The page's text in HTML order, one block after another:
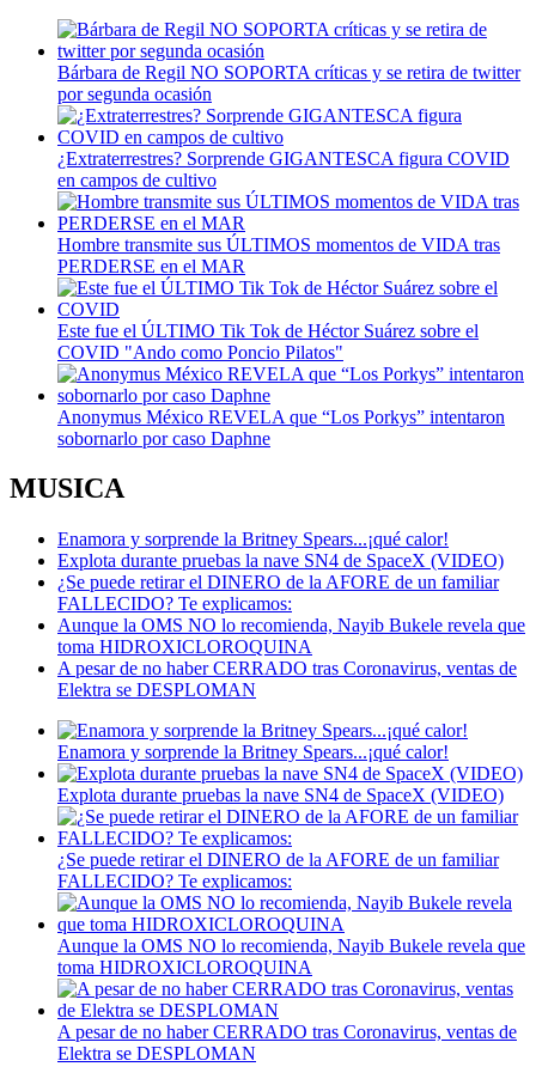
Bárbara de Regil NO SOPORTA críticas y se retira de twitter
por segunda ocasión
¿Extraterrestres? Sorprende GIGANTESCA figura COVID
en campos de cultivo
Hombre transmite sus ÚLTIMOS momentos de VIDA tras
PERDERSE en el MAR
Este fue el ÚLTIMO Tik Tok de Héctor Suárez sobre el
COVID "Ando como Poncio Pilatos"
Anonymus México REVELA que “Los Porkys” intentaron
sobornarlo por caso Daphne
MUSICA
Enamora y sorprende la Britney Spears...¡qué calor!
Explota durante pruebas la nave SN4 de SpaceX (VIDEO)
¿Se puede retirar el DINERO de la AFORE de un familiar
FALLECIDO? Te explicamos:
Aunque la OMS NO lo recomienda, Nayib Bukele revela que
toma HIDROXICLOROQUINA
A pesar de no haber CERRADO tras Coronavirus, ventas de
Elektra se DESPLOMAN
Enamora y sorprende la Britney Spears...¡qué calor!
Explota durante pruebas la nave SN4 de SpaceX (VIDEO)
¿Se puede retirar el DINERO de la AFORE de un familiar
FALLECIDO? Te explicamos:
Aunque la OMS NO lo recomienda, Nayib Bukele revela que
toma HIDROXICLOROQUINA
A pesar de no haber CERRADO tras Coronavirus, ventas de
Elektra se DESPLOMAN